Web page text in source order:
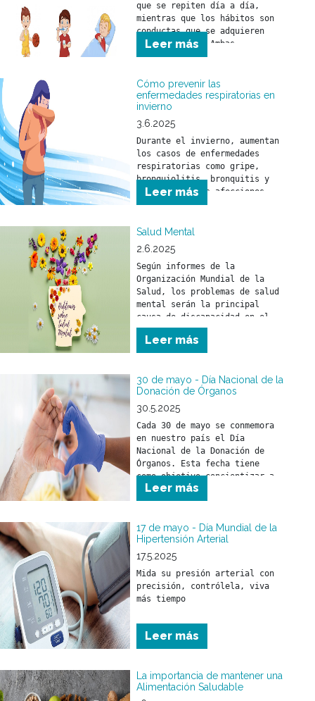
que se repiten día a día,
mientras que los hábitos son
conductas que se adquieren
con el tiempo. Ambas
herramientas ayudan a que
mundo que los rodea y se
sientan seguros frente a los
desafíos del día a día.
Leer más
Cómo prevenir las
enfermedades respiratorias en
invierno
3.6.2025
Durante el invierno, aumentan
los casos de enfermedades
respiratorias como gripe,
bronquiolitis, bronquitis y
neumonía. Estas afecciones
pueden afectar a toda la
especialmente peligrosas para
niñas y niños menores de 5
años y para personas mayores
de 65 años.
Leer más
Salud Mental
2.6.2025
Según informes de la
Organización Mundial de la
Salud, los problemas de salud
mental serán la principal
causa de discapacidad en el
mundo en el año 2030.
Leer más
30 de mayo - Día Nacional de la
Donación de Órganos
30.5.2025
Cada 30 de mayo se conmemora
en nuestro país el Día
Nacional de la Donación de
Órganos. Esta fecha tiene
como objetivo concientizar a
la sociedad sobre la
importancia de donar órganos
fundamental para salvar vidas
y mejorar la calidad de vida
Leer más
17 de mayo - Día Mundial de la
Hipertensión Arterial
17.5.2025
Mida su presión arterial con
precisión, contrólela, viva
más tiempo
Leer más
La importancia de mantener una
Alimentación Saludable